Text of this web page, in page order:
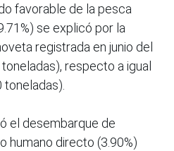
favorable de la pesca
se explicó por la
registrada en junio del
respecto a igual
el desembarque de
humano directo (3.90%)